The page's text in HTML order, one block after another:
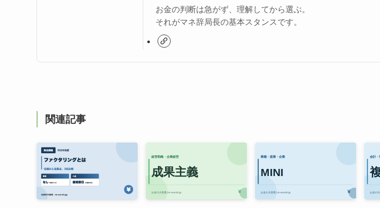
お金の判断は急がず、理解してから選ぶ。
それがマネ辞局長の基本スタンスです。
関連記事